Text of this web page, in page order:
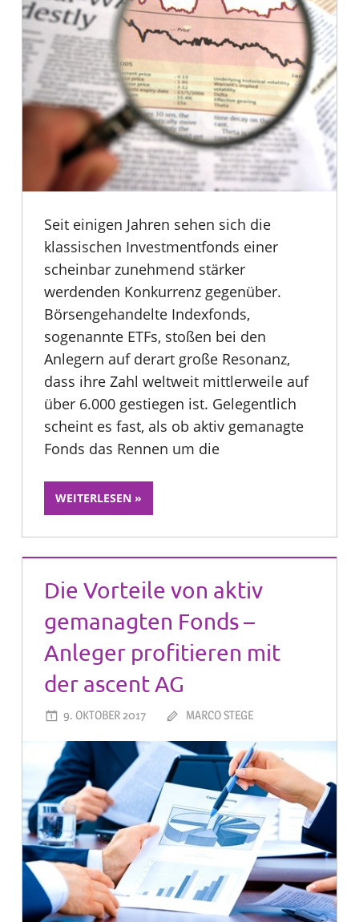
Seit einigen Jahren sehen sich die
klassischen Investmentfonds einer
scheinbar zunehmend stärker
werdenden Konkurrenz gegenüber.
Börsengehandelte Indexfonds,
sogenannte ETFs, stoßen bei den
Anlegern auf derart große Resonanz,
dass ihre Zahl weltweit mittlerweile auf
über 6.000 gestiegen ist. Gelegentlich
scheint es fast, als ob aktiv gemanagte
Fonds das Rennen um die
WEITERLESEN
Die Vorteile von aktiv
gemanagten Fonds –
Anleger profitieren mit
der ascent AG
9. OKTOBER 2017 MARCO STEGE